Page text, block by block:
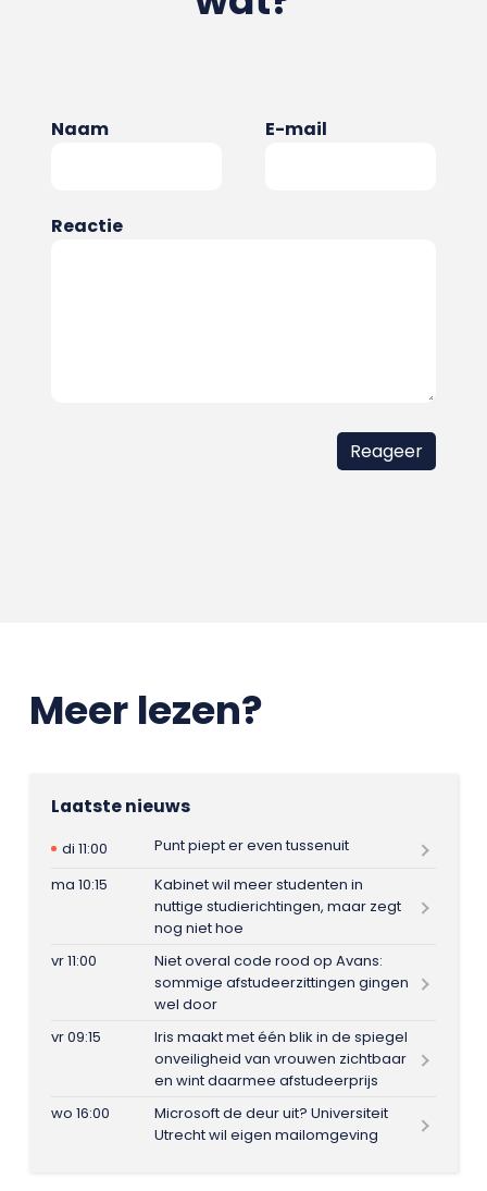
Naam E-mail
Reactie
Meer lezen?
Laatste nieuws
di 11:00
Punt piept er even tussenuit
ma 10:15
Kabinet wil meer studenten in
nuttige studierichtingen, maar zegt
nog niet hoe
vr 11:00
Niet overal code rood op Avans:
sommige afstudeerzittingen gingen
wel door
vr 09:15
Iris maakt met één blik in de spiegel
onveiligheid van vrouwen zichtbaar
en wint daarmee afstudeerprijs
wo 16:00
Microsoft de deur uit? Universiteit
Utrecht wil eigen mailomgeving